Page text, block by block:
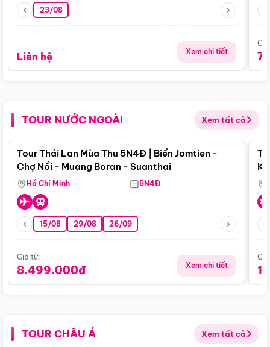
23/08
Liên hệ Xem chi tiết
TOUR NƯỚC NGOÀI Xem tất cả
Điểm nổi bật
Tour Thái Lan Mùa Thu 5N4Đ | Biển Jomtien -
Chợ Nổi - Muang Boran - Suanthai
Hồ Chí Minh 5N4Đ
15/08 29/08 26/09
Giá từ:
8.499.000đ Xem chi tiết
TOUR CHÂU Á Xem tất cả
Điểm nổi bật